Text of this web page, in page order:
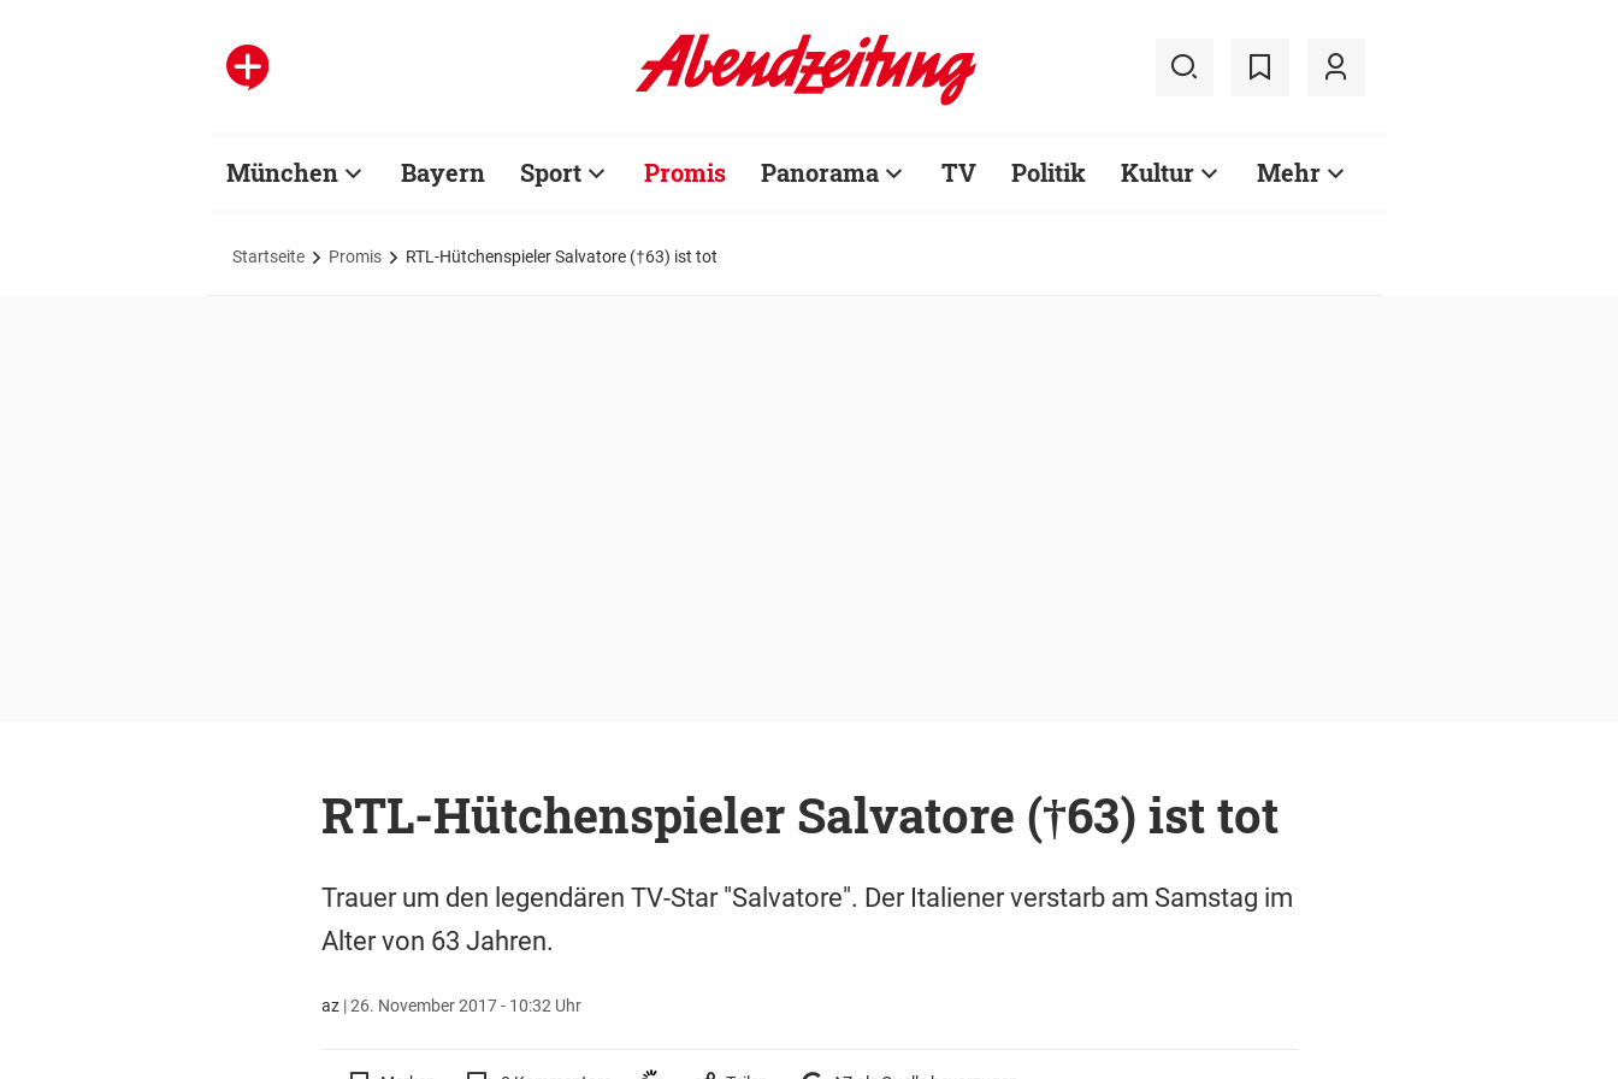
München Bayern Sport Promis Panorama TV Politik Kultur Mehr
Startseite Promis RTL-Hütchenspieler Salvatore (†63) ist tot
RTL-Hütchenspieler Salvatore (†63) ist tot
Trauer um den legendären TV-Star "Salvatore". Der Italiener verstarb am Samstag im
Alter von 63 Jahren.
az|26. November 2017 - 10:32 Uhr